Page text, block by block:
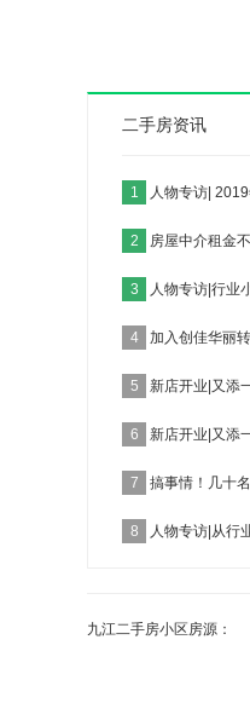
二手房资讯
1 人物专访|
2 房屋中介租金
3 人物专访|行业
4 加入创佳华丽
5 新店开业|又添
6 新店开业|又添
7 搞事情！几十
8 人物专访|从行
九江二手房小区房源：